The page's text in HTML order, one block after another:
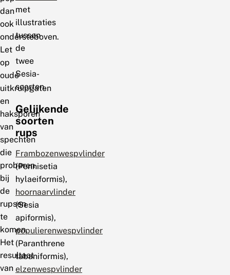
dan
ook
ondersteboven.
Let
op
oude
uitkruipgaten
en
haksporen
van
spechten
die
proberen
bij
de
rupsen
te
komen.
Het
resultaat
van
met
illustraties
tussen
de
twee
Sesia-
soorten.
Gelijkende
soorten
rups
Frambozenwespvlinder
(Pennisetia
hylaeiformis),
hoornaarvlinder
(Sesia
apiformis),
populierenwespvlinder
(Paranthrene
tabaniformis),
elzenwespvlinder